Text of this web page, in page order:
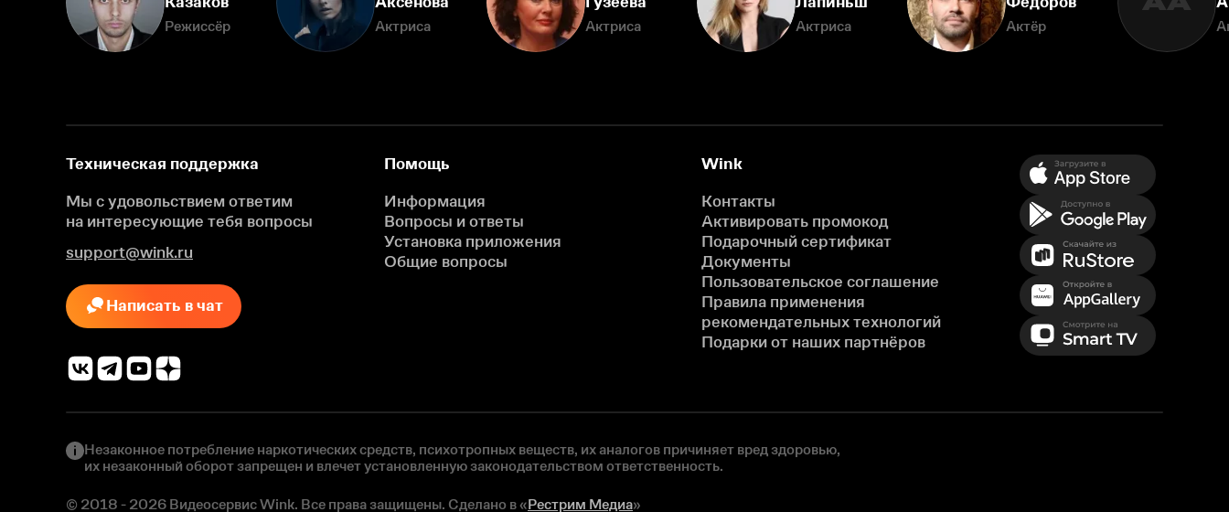
Режиссёр Актриса Актриса Актриса Актёр
Техническая поддержка
Мы с удовольствием ответим
на интересующие тебя вопросы
support@wink.ru
Написать в чат
Помощь
Информация
Вопросы и ответы
Установка приложения
Общие вопросы
Wink
Контакты
Активировать промокод
Подарочный сертификат
Документы
Пользовательское соглашение
Правила применения
рекомендательных технологий
Подарки от наших партнёров
Незаконное потребление наркотических средств, психотропных веществ, их аналогов причиняет вред здоровью,
их незаконный оборот запрещен и влечет установленную законодательством ответственность.
© 2018 - 2026 Видеосервис Wink. Все права защищены. Сделано в «Рестрим Медиа»